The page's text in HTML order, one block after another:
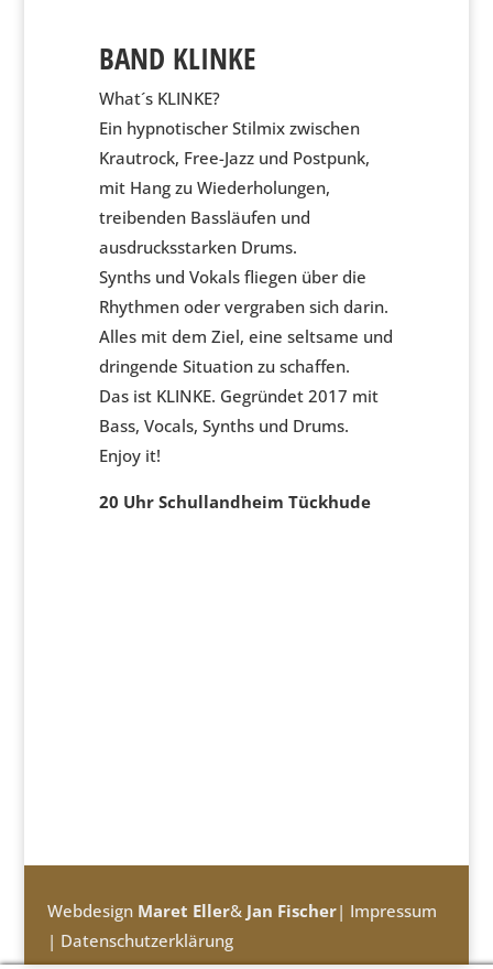
BAND KLINKE
What´s KLINKE?
Ein hypnotischer Stilmix zwischen
Krautrock, Free-Jazz und Postpunk,
mit Hang zu Wiederholungen,
treibenden Bassläufen und
ausdrucksstarken Drums.
Synths und Vokals fliegen über die
Rhythmen oder vergraben sich darin.
Alles mit dem Ziel, eine seltsame und
dringende Situation zu schaffen.
Das ist KLINKE. Gegründet 2017 mit
Bass, Vocals, Synths und Drums.
Enjoy it!
20 Uhr Schullandheim Tückhude
Webdesign Maret Eller& Jan Fischer| Impressum
| Datenschutzerklärung